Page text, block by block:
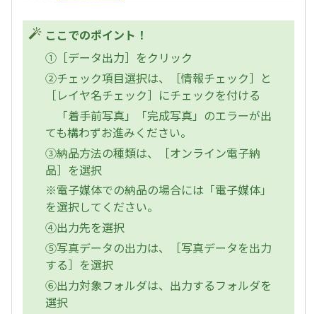
ここでのポイント！
①［データ出力］をクリック
②チェック項目選択は、［情報チェック］と
［レイヤ名チェック］にチェックを付ける
「着手前写真」「完成写真」のエラーが出
ても構わずお進みください。
③納品方法の種類は、［オンライン電子納
品］を選択
※電子媒体での納品の場合には「電子媒体」
を選択してください。
④出力先を選択
⑤写真データの出力は、［写真データを出力
する］を選択
⑥出力対象フォルダは、出力するフォルダを
選択